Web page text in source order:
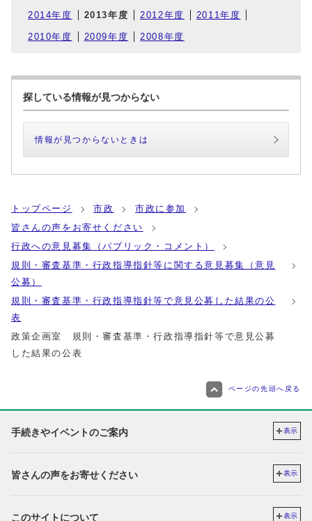
2014年度 2013年度 2012年度 2011年度
2010年度 2009年度 2008年度
探している情報が見つからない
情報が見つからないときは
トップページ 市政
市政に参加
皆さんの声をお寄せください
行政への意見募集（パブリック・コメント）
規則・審査基準・行政指導指針等に関する意見募集（意見
公募）
規則・審査基準・行政指導指針等で意見公募した結果の公
表
政策企画室 規則・審査基準・行政指導指針等で意見公募
した結果の公表
ページの先頭へ戻る
手続きやイベントのご案内 表示
皆さんの声をお寄せください 表示
このサイトについて 表示